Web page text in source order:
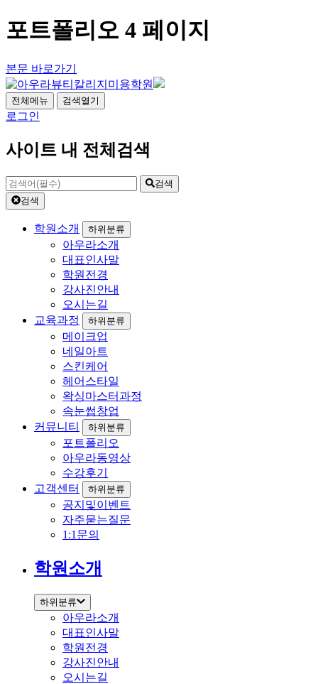
포트폴리오 4 페이지
본문 바로가기
전체메뉴 검색열기
로그인
사이트 내 전체검색
검색
검색
학원소개 하위분류
아우라소개
대표인사말
학원전경
강사진안내
오시는길
교육과정
하위분류
메이크업
네일아트
스킨케어
헤어스타일
왁싱마스터과정
속눈썹창업
커뮤니티
하위분류
포트폴리오
아우라동영상
수강후기
고객센터
하위분류
공지및이벤트
자주묻는질문
1:1문의
학원소개
하위분류
아우라소개
대표인사말
학원전경
강사진안내
오시는길